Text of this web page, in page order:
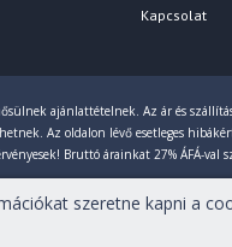
Kapcsolat
ajánlattételnek. Az ár és
Az oldalon lévő esetleges
Bruttó árainkat 27% ÁFÁ-val
szeretne kapni a